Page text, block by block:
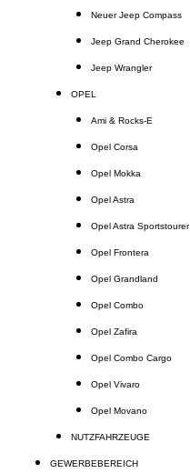
Neuer Jeep Compass
Jeep Grand Cherokee
Jeep Wrangler
OPEL
Ami & Rocks-E
Opel Corsa
Opel Mokka
Opel Astra
Opel Astra Sportstourer
Opel Frontera
Opel Grandland
Opel Combo
Opel Zafira
Opel Combo Cargo
Opel Vivaro
Opel Movano
NUTZFAHRZEUGE
GEWERBEBEREICH